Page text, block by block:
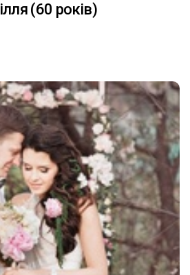
(60 років)